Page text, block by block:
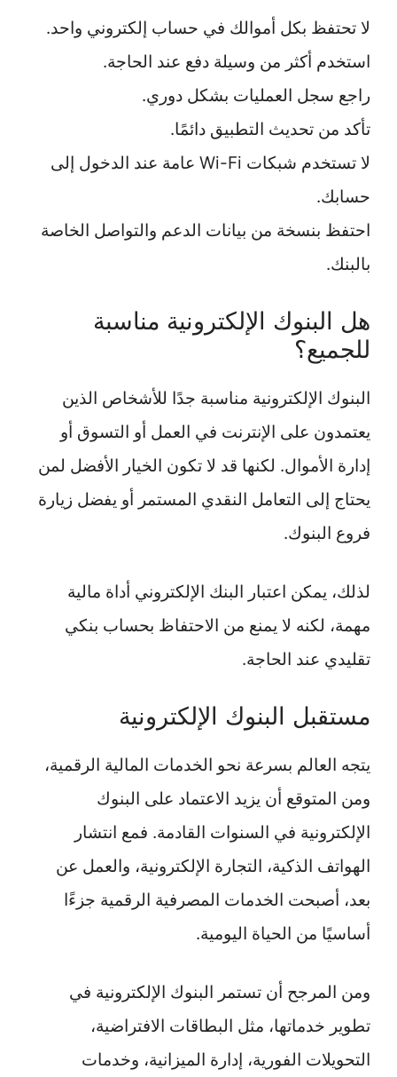
لا تحتفظ بكل أموالك في حساب إلكتروني واحد.
استخدم أكثر من وسيلة دفع عند الحاجة.
راجع سجل العمليات بشكل دوري.
تأكد من تحديث التطبيق دائمًا.
لا تستخدم شبكات Wi-Fi عامة عند الدخول إلى
حسابك.
احتفظ بنسخة من بيانات الدعم والتواصل الخاصة
بالبنك.
هل البنوك الإلكترونية مناسبة
للجميع؟
البنوك الإلكترونية مناسبة جدًا للأشخاص الذين
يعتمدون على الإنترنت في العمل أو التسوق أو
إدارة الأموال. لكنها قد لا تكون الخيار الأفضل لمن
يحتاج إلى التعامل النقدي المستمر أو يفضل زيارة
فروع البنوك.
لذلك، يمكن اعتبار البنك الإلكتروني أداة مالية
مهمة، لكنه لا يمنع من الاحتفاظ بحساب بنكي
تقليدي عند الحاجة.
مستقبل البنوك الإلكترونية
يتجه العالم بسرعة نحو الخدمات المالية الرقمية،
ومن المتوقع أن يزيد الاعتماد على البنوك
الإلكترونية في السنوات القادمة. فمع انتشار
الهواتف الذكية، التجارة الإلكترونية، والعمل عن
بعد، أصبحت الخدمات المصرفية الرقمية جزءًا
أساسيًا من الحياة اليومية.
ومن المرجح أن تستمر البنوك الإلكترونية في
تطوير خدماتها، مثل البطاقات الافتراضية،
التحويلات الفورية، إدارة الميزانية، وخدمات